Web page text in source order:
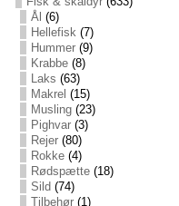
Ål (6)
Hellefisk(7)
Hummer(9)
Krabbe(8)
Laks (63)
Makrel (15)
Musling(23)
Pighvar(3)
Rejer(80)
Rokke(4)
Rødspætte(18)
Sild (74)
Tilbehør(1)